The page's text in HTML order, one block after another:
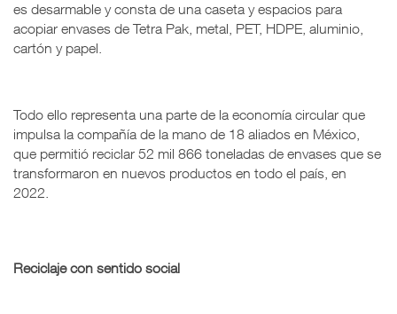
es desarmable y consta de una caseta y espacios para
acopiar envases de Tetra Pak, metal, PET, HDPE, aluminio,
cartón y papel.
Todo ello representa una parte de la economía circular que
impulsa la compañía de la mano de 18 aliados en México,
que permitió reciclar 52 mil 866 toneladas de envases que se
transformaron en nuevos productos en todo el país, en
2022.
Reciclaje con sentido social